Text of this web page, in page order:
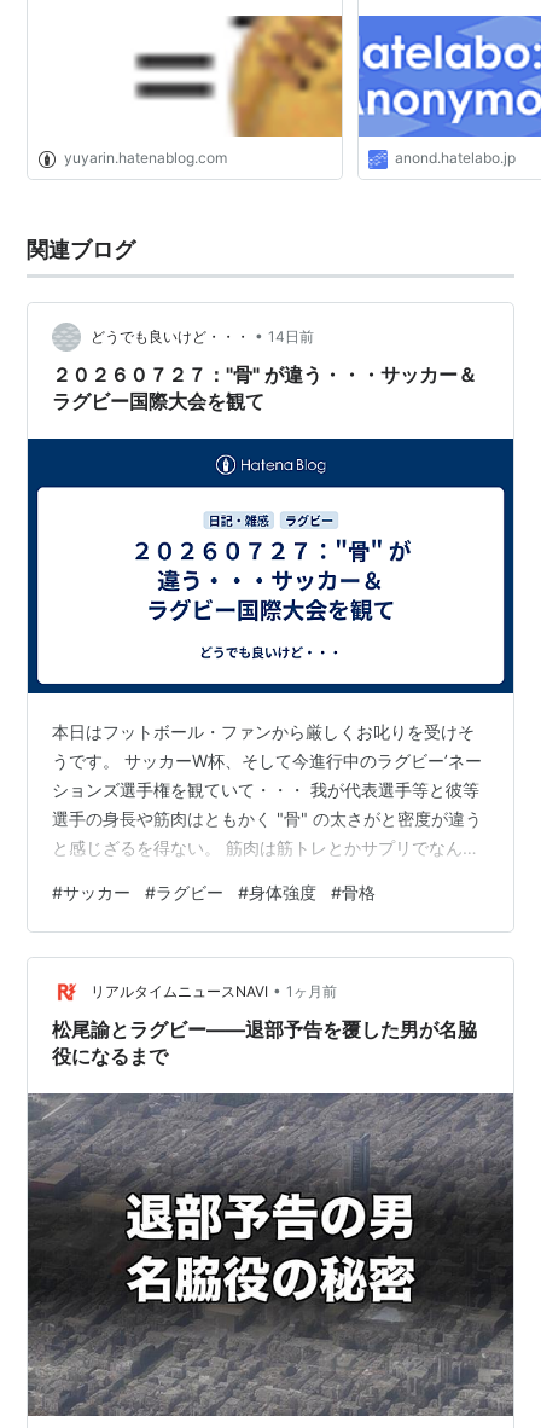
フランカー(FL)(6,7)
ナンバーエイト(No.8)(8)
(HB)
スクラムハーフ(SH)(9)
スリークォーターバック
ウイング(WTB)(11.14)
センター(CTB)(12,13)
フルバック(FB)(15)
グラウンド
ンに囲まれた区域。
：ゴールライン、タッチインゴールライ
ン及びデッドボールラインに囲まれた区域。
22メートル区域：ゴールラインと22メートルライン
に囲まれた区域。
ゴールライン
タッチインゴールライン
22メートルライン
10メートルライン
ハーフウェイライン
タッチライン
5メートルライン
15メートルライン
ボールの扱い方
ボールを脇に抱えて走る。
後方または真横へパスする。
前へ蹴り出す。
キックオフ：試合開始またはハーフタイム後や得点
後の試合再開。
スクラム：FW全員が組んで押し合い、内側に入れら
れたボールを奪う。軽い反則やボールがプレーでき
ない状態になった時。
yuyarin.hatenablog.com anond.hatelabo.jp
関連ブログ
どうでも良いけど・・・ • 14日前
２０２６０７２７："骨" が違う・・・サッカー＆
ラグビー国際大会を観て
本日はフットボール・ファンから厳しくお叱りを受けそ
うです。 サッカーW杯、そして今進行中のラグビー’ネー
ションズ選手権を観ていて・・・ 我が代表選手等と彼等
選手の身長や筋肉はともかく "骨" の太さがと密度が違う
と感じざるを得ない。 筋肉は筋トレとかサプリでなんと
宿所として名を知られている菅平（すがだいら）高原で
は筋肉サプリが花盛りで売られていますよ！ 骨格が強い
彼等は： 身体同士が衝突しても "当たり負け" しない 程
に "体力" が基本、違うのでは？・・・って思うのです。
ラグビーなんぞでは・・・ボールを持った相手強豪国選
手を倒すのにダブ…
#サッカー #ラグビー #身体強度 #骨格
リアルタイムニュースNAVI • 1ヶ月前
松尾諭とラグビー——退部予告を覆した男が名脇
役になるまで